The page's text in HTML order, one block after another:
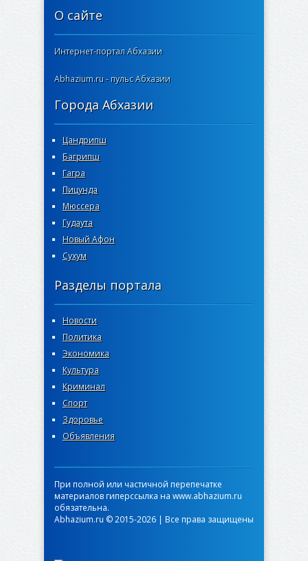
О сайте
Интернет-портал Абхазии
Abhazium.ru - пульс Абхазии
Города Абхазии
Цандрипш
Багрипш
Гагра
Пицунда
Мюссера
Гудаута
Новый Афон
Сухум
Разделы портала
Новости
Политика
Экономика
Культура
Криминал
Спорт
Здоровье
Объявления
При полной или частичной перепечатке
материалов гиперссылка на www.abhazium.ru
обязательна.
Abhazium.ru © 2015-2026 | Все права защищены